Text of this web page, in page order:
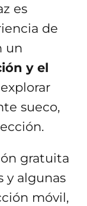
es
de
un
y el
sueco,
gratuita
y algunas
móvil,